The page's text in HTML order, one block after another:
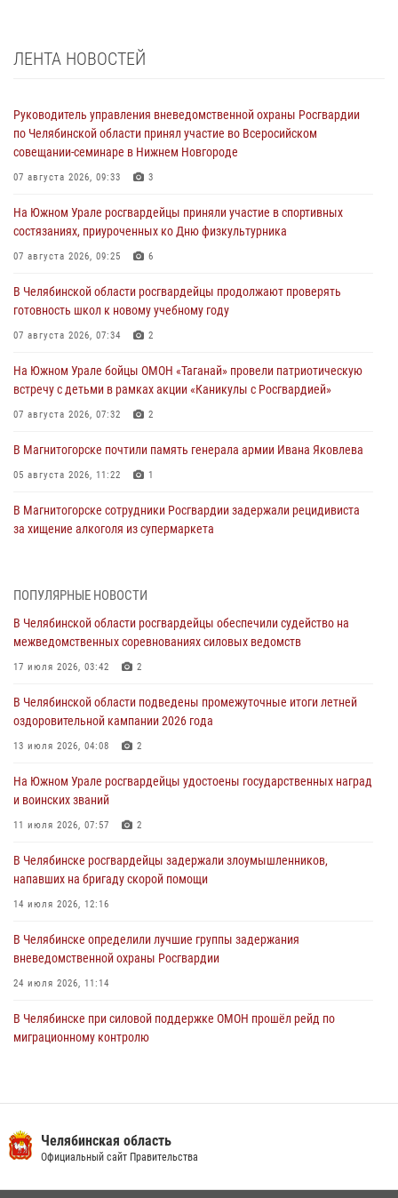
ЛЕНТА НОВОСТЕЙ
Руководитель управления вневедомственной охраны Росгвардии
по Челябинской области принял участие во Всеросийском
совещании-семинаре в Нижнем Новгороде
07 августа 2026, 09:33 3
На Южном Урале росгвардейцы приняли участие в спортивных
состязаниях, приуроченных ко Дню физкультурника
07 августа 2026, 09:25 6
В Челябинской области росгвардейцы продолжают проверять
готовность школ к новому учебному году
07 августа 2026, 07:34 2
На Южном Урале бойцы ОМОН «Таганай» провели патриотическую
встречу с детьми в рамках акции «Каникулы с Росгвардией»
07 августа 2026, 07:32 2
В Магнитогорске почтили память генерала армии Ивана Яковлева
05 августа 2026, 11:22 1
В Магнитогорске сотрудники Росгвардии задержали рецидивиста
за хищение алкоголя из супермаркета
На Южном Урале спецназ Росгвардии провел военно-полевые
Росгвардейцы задержали трёх магазинных воров в Челябинске
На Южном Урале сотрудники Росгвардии задержали
подозреваемого в совершении убийства
В Челябинской области росгвардейцами по горячим следам
задержан подозреваемый в грабеже
ПОПУЛЯРНЫЕ НОВОСТИ
В Челябинской области росгвардейцы обеспечили судейство на
межведомственных соревнованиях силовых ведомств
17 июля 2026, 03:42 2
В Челябинской области подведены промежуточные итоги летней
оздоровительной кампании 2026 года
13 июля 2026, 04:08 2
На Южном Урале росгвардейцы удостоены государственных наград
и воинских званий
11 июля 2026, 07:57 2
В Челябинске росгвардейцы задержали злоумышленников,
напавших на бригаду скорой помощи
14 июля 2026, 12:16
В Челябинске определили лучшие группы задержания
вневедомственной охраны Росгвардии
24 июля 2026, 11:14
В Челябинске при силовой поддержке ОМОН прошёл рейд по
миграционному контролю
13 июля 2026, 03:02 5
Челябинская область
Официальный сайт Правительства